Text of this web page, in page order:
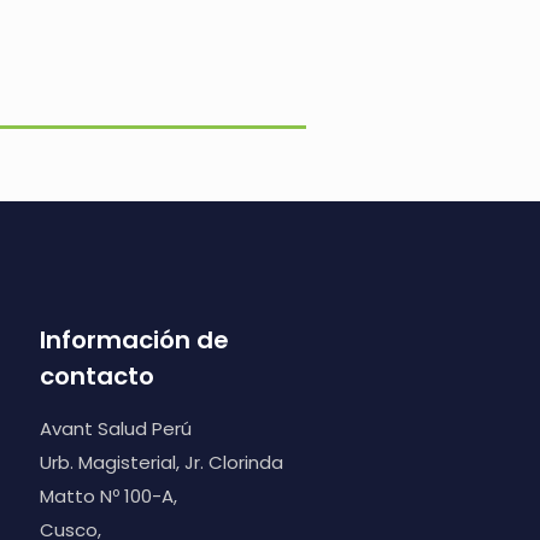
Información de
contacto
Avant Salud Perú
Urb. Magisterial, Jr. Clorinda
Matto Nº 100-A,
Cusco,